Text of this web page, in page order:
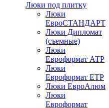
Люки под плитку
Люки
ЕвроСТАНДАРТ
Люки Дипломат
(съемные)
Люки
Евроформат АТР
Люки
Евроформат ЕТР
Люки ЕвроАлюм
Люки
Евроформат